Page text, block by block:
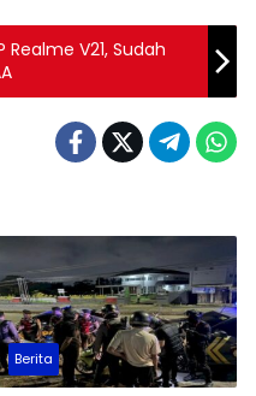
Realme V21, Sudah
Berita